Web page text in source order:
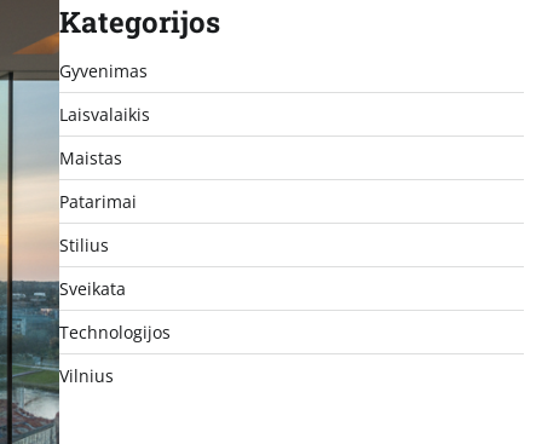
Kategorijos
Gyvenimas
Laisvalaikis
Maistas
Patarimai
Stilius
Sveikata
Technologijos
Vilnius